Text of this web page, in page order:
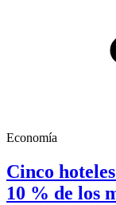
Economía
Cinco
10 % de los